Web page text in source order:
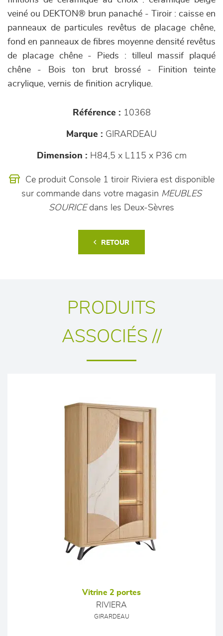
veiné ou DEKTON® brun panaché - Tiroir : caisse en
panneaux de particules revêtus de placage chêne,
fond en panneaux de fibres moyenne densité revêtus
de placage chêne - Pieds : tilleul massif plaqué
chêne - Bois ton brut brossé - Finition teinte
acrylique, vernis de finition acrylique.
Référence : 10368
Marque : GIRARDEAU
Dimension : H84,5 x L115 x P36 cm
Ce produit Console 1 tiroir Riviera est disponible
sur commande dans votre magasin MEUBLES
SOURICEdans les Deux-Sèvres
RETOUR
PRODUITS
ASSOCIÉS //
Vitrine 2 portes
RIVIERA
GIRARDEAU